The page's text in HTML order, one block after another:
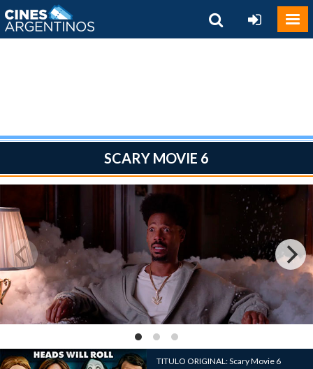
SCARY MOVIE 6
TITULO ORIGINAL: Scary Movie 6